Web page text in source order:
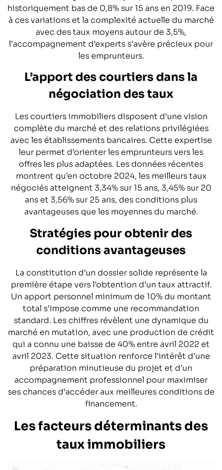
historiquement bas de 0,8% sur 15 ans en 2019. Face
à ces variations et la complexité actuelle du marché
avec des taux moyens autour de 3,5%,
l’accompagnement d’experts s’avère précieux pour
les emprunteurs.
L’apport des courtiers dans la
négociation des taux
Les courtiers immobiliers disposent d’une vision
complète du marché et des relations privilégiées
avec les établissements bancaires. Cette expertise
leur permet d’orienter les emprunteurs vers les
offres les plus adaptées. Les données récentes
montrent qu’en octobre 2024, les meilleurs taux
négociés atteignent 3,34% sur 15 ans, 3,45% sur 20
ans et 3,56% sur 25 ans, des conditions plus
avantageuses que les moyennes du marché.
Stratégies pour obtenir des
conditions avantageuses
La constitution d’un dossier solide représente la
première étape vers l’obtention d’un taux attractif.
Un apport personnel minimum de 10% du montant
total s’impose comme une recommandation
standard. Les chiffres révèlent une dynamique du
marché en mutation, avec une production de crédit
qui a connu une baisse de 40% entre avril 2022 et
avril 2023. Cette situation renforce l’intérêt d’une
préparation minutieuse du projet et d’un
accompagnement professionnel pour maximiser
ses chances d’accéder aux meilleures conditions de
financement.
Les facteurs déterminants des
taux immobiliers